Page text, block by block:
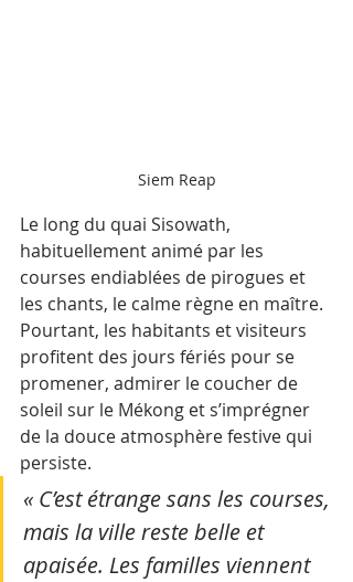
Siem Reap
Le long du quai Sisowath﻿,
habituellement animé par les
courses endiablées de pirogues et
les chants, le calme règne en maître.
Pourtant, les habitants et visiteurs
profitent des jours fériés pour se
promener, admirer le coucher de
soleil sur le Mékong et s’imprégner
de la douce atmosphère festive qui
persiste.
« C’est étrange sans les courses,
mais la ville reste belle et
apaisée. Les familles viennent